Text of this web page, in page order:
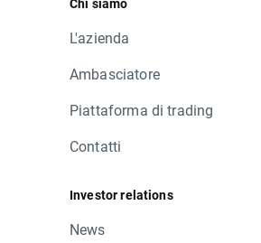
L'azienda
Ambasciatore
Piattaforma di trading
Contatti
Investor relations
News